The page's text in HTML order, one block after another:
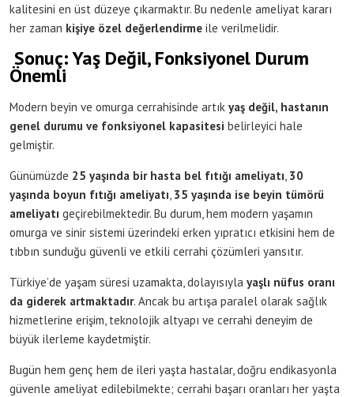
kalitesini en üst düzeye çıkarmaktır. Bu nedenle ameliyat kararı
her zaman kişiye özel değerlendirme ile verilmelidir.
Sonuç: Yaş Değil, Fonksiyonel Durum
Önemli
Modern beyin ve omurga cerrahisinde artık yaş değil, hastanın
genel durumu ve fonksiyonel kapasitesi belirleyici hale
gelmiştir.
Günümüzde 25 yaşında bir hasta bel fıtığı ameliyatı, 30
yaşında boyun fıtığı ameliyatı, 35 yaşında ise beyin tümörü
ameliyatı geçirebilmektedir. Bu durum, hem modern yaşamın
omurga ve sinir sistemi üzerindeki erken yıpratıcı etkisini hem de
tıbbın sunduğu güvenli ve etkili cerrahi çözümleri yansıtır.
Türkiye’de yaşam süresi uzamakta, dolayısıyla yaşlı nüfus oranı
da giderek artmaktadır. Ancak bu artışa paralel olarak sağlık
hizmetlerine erişim, teknolojik altyapı ve cerrahi deneyim de
büyük ilerleme kaydetmiştir.
Bugün hem genç hem de ileri yaşta hastalar, doğru endikasyonla
güvenle ameliyat edilebilmekte; cerrahi başarı oranları her yaşta